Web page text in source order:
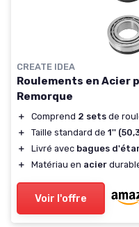
CREATE IDEA
Roulements en Acier
Remorque
＋ Comprend 2 sets de
＋
Taille standard de 1''
＋
Livré avec bagues
＋
Matériau en acier
Voir l'offre